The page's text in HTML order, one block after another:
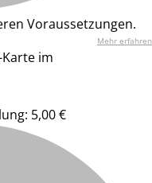
Voraussetzungen.
Mehr erfahren
im
5,00 €